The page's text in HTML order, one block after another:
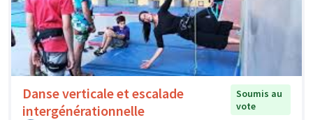
Danse verticale et escalade
intergénérationnelle
Soumis au
vote